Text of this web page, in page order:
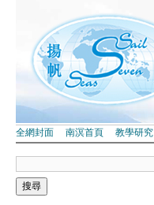
全網封面 南溟首頁 教學研究